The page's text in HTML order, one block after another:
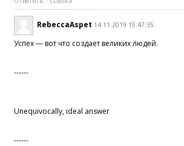
RebeccaAspet 14.11.2019 15:47:35
Успех — вот что создает великих людей.
------
Unequivocally, ideal answer
------